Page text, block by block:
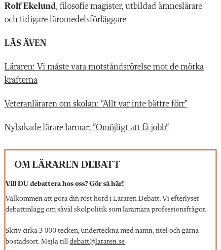
Rolf Ekelund, filosofie magister, utbildad ämneslärare
och tidigare läromedelsförläggare
LÄS ÄVEN
Läraren: Vi måste vara motståndsrörelse mot de mörka
krafterna
Veteranläraren om skolan: ”Allt var inte bättre förr”
Nybakade lärare larmar: ”Omöjligt att få jobb”
OM LÄRAREN DEBATT
Vill DU debattera hos oss? Gör så här!
Välkommen att göra din röst hörd i Läraren Debatt. Vi efterlyser
debattinlägg om såväl skolpolitik som lärarnära professionsfrågor.
Skriv cirka 3 000 tecken, underteckna med namn, titel och gärna
bostadsort. Mejla till debatt@lararen.se